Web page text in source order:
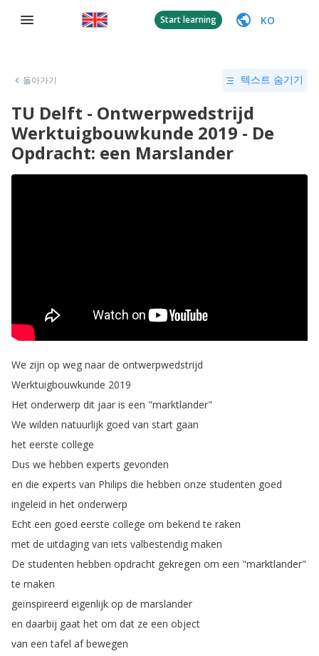
Start learning KO
돌아가기 텍스트 숨기기
TU Delft - Ontwerpwedstrijd
Werktuigbouwkunde 2019 - De
Opdracht: een Marslander
We zijn op weg naar de ontwerpwedstrijd
Werktuigbouwkunde 2019
Het onderwerp dit jaar is een "marktlander"
We wilden natuurlijk goed van start gaan
het eerste college
Dus we hebben experts gevonden
en die experts van Philips die hebben onze studenten goed
ingeleid in het onderwerp
Echt een goed eerste college om bekend te raken
met de uitdaging van iets valbestendig maken
De studenten hebben opdracht gekregen om een "marktlander"
te maken
geïnspireerd eigenlijk op de marslander
en daarbij gaat het om dat ze een object
van een tafel af bewegen